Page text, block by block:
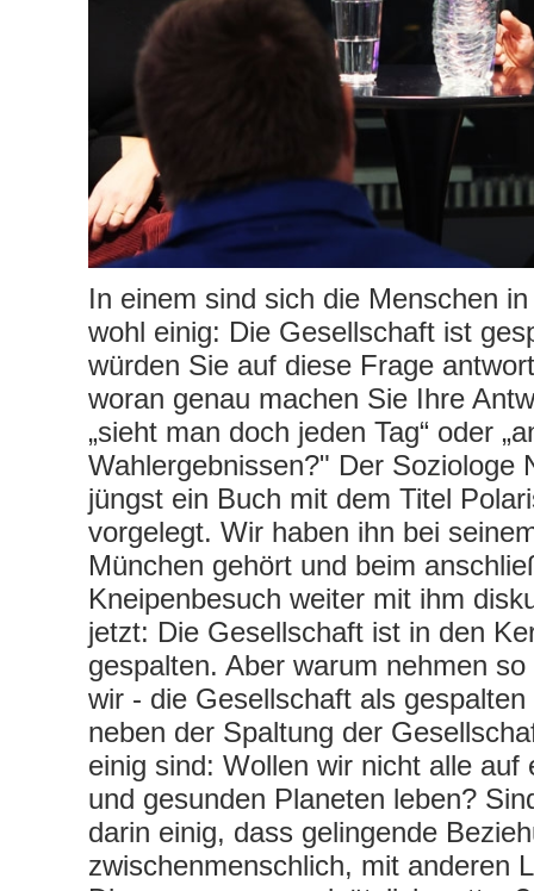
In einem sind sich die Menschen
wohl einig: Die Gesellschaft ist
würden Sie auf diese Frage
woran genau machen Sie Ihre
„sieht man doch jeden Tag“ oder
Wahlergebnissen?" Der Soziologe
jüngst ein Buch mit dem Titel
vorgelegt. Wir haben ihn bei
München gehört und beim
Kneipenbesuch weiter mit ihm
jetzt: Die Gesellschaft ist in den
gespalten. Aber warum nehmen
wir - die Gesellschaft als
neben der Spaltung der
einig sind: Wollen wir nicht alle auf
und gesunden Planeten leben?
darin einig, dass gelingende
zwischenmenschlich, mit anderen